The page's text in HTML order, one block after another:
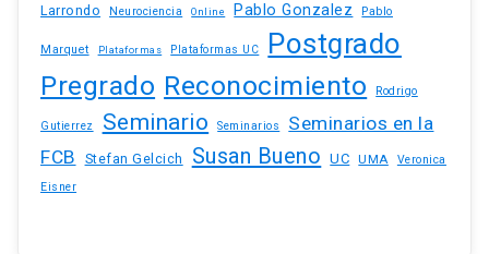
Larrondo
Neurociencia Online Pablo Gonzalez Pablo
Marquet Plataformas Plataformas UC Postgrado
Pregrado Reconocimiento Rodrigo
Gutierrez Seminario Seminarios
Seminarios en la
FCB
Stefan Gelcich Susan Bueno UC UMA
Veronica
Eisner